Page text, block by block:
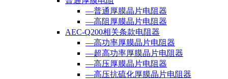
—普通厚膜晶片电阻器
—高阻厚膜晶片电阻器
AEC-Q200相关条款电阻器
—高功率厚膜晶片电阻器
—超高功率厚膜晶片电阻器
—高压厚膜晶片电阻器
—高压抗硫化厚膜晶片电阻器